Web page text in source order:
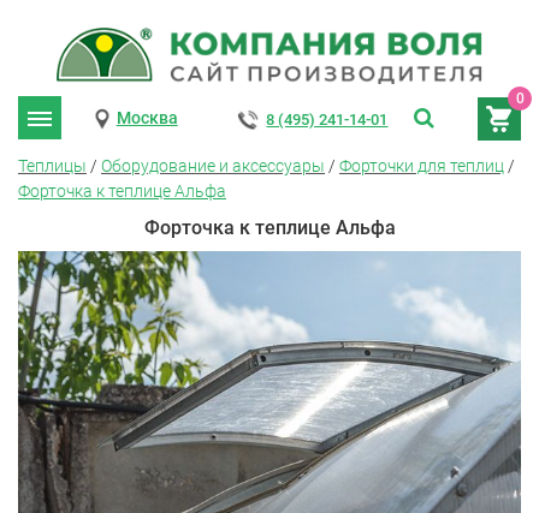
0
Москва 8 (495) 241-14-01
Теплицы / Оборудование и аксессуары / Форточки для теплиц /
Форточка к теплице Альфа
Форточка к теплице Альфа